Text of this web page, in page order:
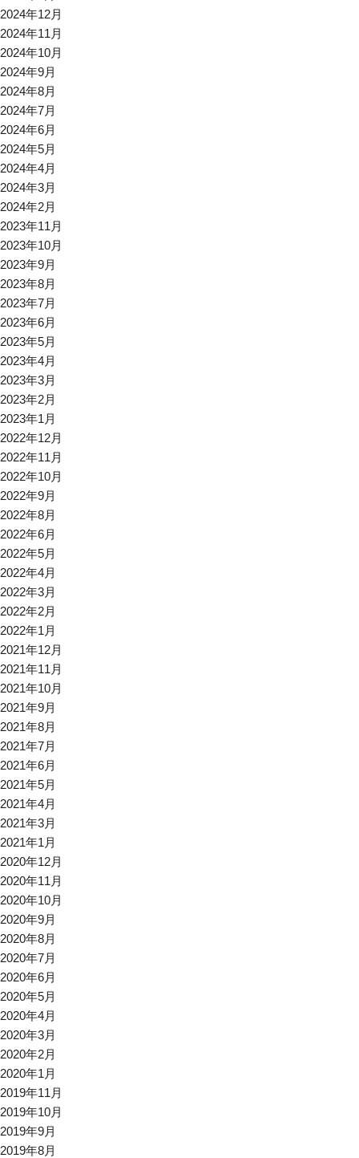
2024年12月
2024年11月
2024年10月
2024年9月
2024年8月
2024年7月
2024年6月
2024年5月
2024年4月
2024年3月
2024年2月
2023年11月
2023年10月
2023年9月
2023年8月
2023年7月
2023年6月
2023年5月
2023年4月
2023年3月
2023年2月
2023年1月
2022年12月
2022年11月
2022年10月
2022年9月
2022年8月
2022年6月
2022年5月
2022年4月
2022年3月
2022年2月
2022年1月
2021年12月
2021年11月
2021年10月
2021年9月
2021年8月
2021年7月
2021年6月
2021年5月
2021年4月
2021年3月
2021年1月
2020年12月
2020年11月
2020年10月
2020年9月
2020年8月
2020年7月
2020年6月
2020年5月
2020年4月
2020年3月
2020年2月
2020年1月
2019年11月
2019年10月
2019年9月
2019年8月